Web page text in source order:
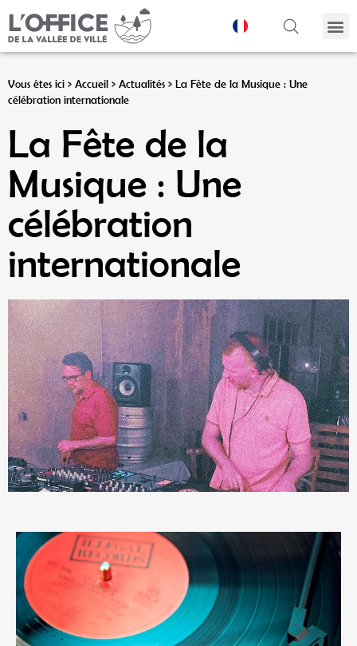
Vous êtes ici > Accueil > Actualités > La Fête de la Musique : Une
célébration internationale
La Fête de la
Musique : Une
célébration
internationale
Panneau de gestion des cookies